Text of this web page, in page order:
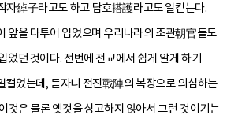
자綽子라고도 하고 답호搭護라고도 일컫는다.
앞을 다투어 입었으며 우리나라의 조관朝官들도
었던 것이다. 전번에 전교에서 쉽게 알게 하기
컬었는데, 듣자니 전진戰陣의 복장으로 의심하는
것은 물론 옛것을 상고하지 않아서 그런 것이기는